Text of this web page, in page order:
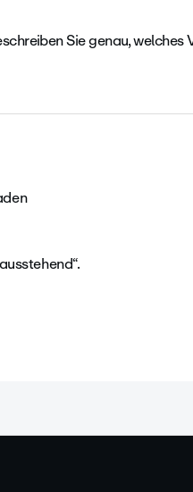
Sie genau, welches